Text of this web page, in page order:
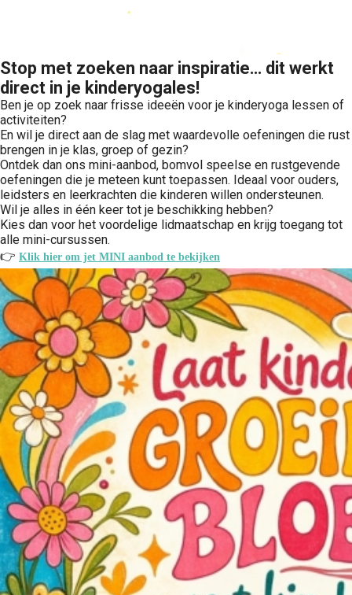
Stop met zoeken naar inspiratie… dit werkt
direct in je kinderyogales!
Ben je op zoek naar frisse ideeën voor je kinderyoga lessen of
activiteiten?
En wil je direct aan de slag met waardevolle oefeningen die rust
brengen in je klas, groep of gezin?
Ontdek dan ons mini-aanbod, bomvol speelse en rustgevende
oefeningen die je meteen kunt toepassen. Ideaal voor ouders,
leidsters en leerkrachten die kinderen willen ondersteunen.
Wil je alles in één keer tot je beschikking hebben?
Kies dan voor het voordelige lidmaatschap en krijg toegang tot
alle mini-cursussen.
👉 Klik hier om jet MINI aanbod te bekijken